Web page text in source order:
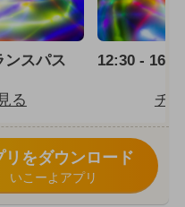
ンスパス
る
12:30 -
チ
リをダウンロード
いこーよアプリ